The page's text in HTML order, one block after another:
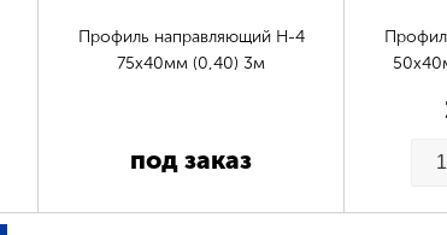
Профиль направляющий Н-4
75х40мм (0,40) 3м
под заказ